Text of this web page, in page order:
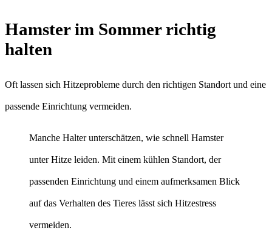
Hamster im Sommer richtig
halten
Oft lassen sich Hitzeprobleme durch den richtigen Standort und eine
passende Einrichtung vermeiden.
Manche Halter unterschätzen, wie schnell Hamster
unter Hitze leiden. Mit einem kühlen Standort, der
passenden Einrichtung und einem aufmerksamen Blick
auf das Verhalten des Tieres lässt sich Hitzestress
vermeiden.